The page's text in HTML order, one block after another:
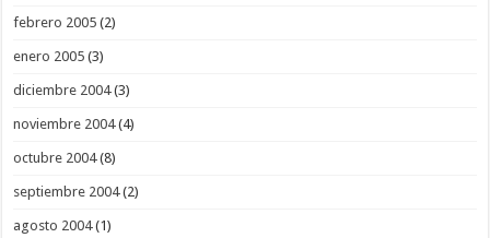
febrero 2005 (2)
enero 2005 (3)
diciembre 2004(3)
noviembre 2004(4)
octubre 2004(8)
septiembre 2004(2)
agosto 2004(1)